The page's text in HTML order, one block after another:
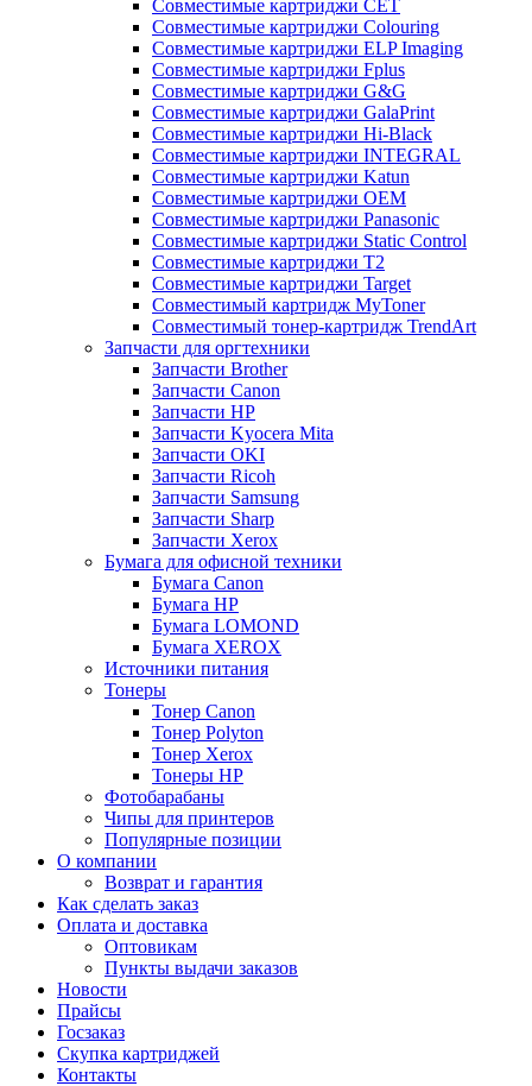
Совместимые картриджи CET
Совместимые картриджи Colouring
Совместимые картриджи ELP Imaging
Совместимые картриджи Fplus
Совместимые картриджи G&G
Совместимые картриджи GalaPrint
Совместимые картриджи Hi-Black
Совместимые картриджи INTEGRAL
Совместимые картриджи Katun
Совместимые картриджи OEM
Совместимые картриджи Panasonic
Совместимые картриджи Static Control
Совместимые картриджи T2
Совместимые картриджи Target
Совместимый картридж MyToner
Совместимый тонер-картридж TrendArt
Запчасти для оргтехники
Запчасти Brother
Запчасти Canon
Запчасти HP
Запчасти Kyocera Mita
Запчасти OKI
Запчасти Ricoh
Запчасти Samsung
Запчасти Sharp
Запчасти Xerox
Бумага для офисной техники
Бумага Canon
Бумага HP
Бумага LOMOND
Бумага XEROX
Источники питания
Тонеры
Тонер Canon
Тонер Polyton
Тонер Xerox
Тонеры HP
Фотобарабаны
Чипы для принтеров
Популярные позиции
О компании
Возврат и гарантия
Как сделать заказ
Оплата и доставка
Оптовикам
Пункты выдачи заказов
Новости
Прайсы
Госзаказ
Скупка картриджей
Контакты